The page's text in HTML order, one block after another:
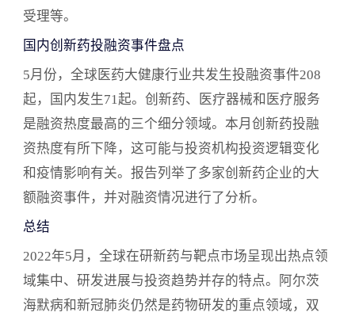
受理等。
国内创新药投融资事件盘点
5月份，全球医药大健康行业共发生投融资事件208
起，国内发生71起。创新药、医疗器械和医疗服务
是融资热度最高的三个细分领域。本月创新药投融
资热度有所下降，这可能与投资机构投资逻辑变化
和疫情影响有关。报告列举了多家创新药企业的大
额融资事件，并对融资情况进行了分析。
总结
2022年5月，全球在研新药与靶点市场呈现出热点领
域集中、研发进展与投资趋势并存的特点。阿尔茨
海默病和新冠肺炎仍然是药物研发的重点领域，双